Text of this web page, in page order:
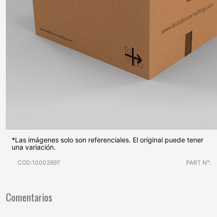
*Las imágenes solo son referenciales. El original puede tener
una variación.
COD:10002897 PART N°:
Comentarios